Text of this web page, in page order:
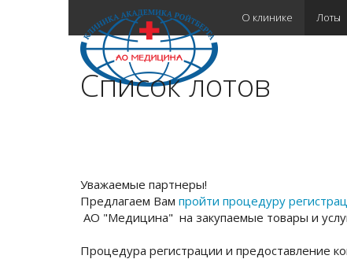
О клинике Лоты
Список лотов
Уважаемые партнеры!
Предлагаем Вам пройти процедуру
АО "Медицина" на закупаемые товары и
Процедура регистрации и предоставление